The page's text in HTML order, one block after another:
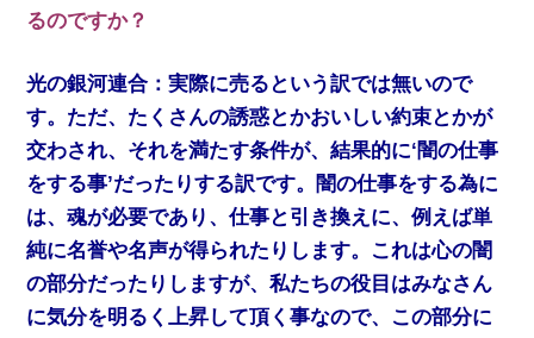
るのですか？
光の銀河連合：実際に売るという訳では無いので
す。ただ、たくさんの誘惑とかおいしい約束とかが
交わされ、それを満たす条件が、結果的に‘闇の仕事
をする事’だったりする訳です。闇の仕事をする為に
は、魂が必要であり、仕事と引き換えに、例えば単
純に名誉や名声が得られたりします。これは心の闇
の部分だったりしますが、私たちの役目はみなさん
に気分を明るく上昇して頂く事なので、この部分に